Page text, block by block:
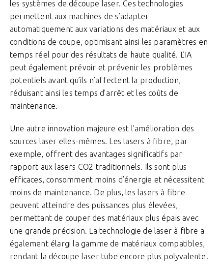
les systèmes de découpe laser. Ces technologies
permettent aux machines de s’adapter
automatiquement aux variations des matériaux et aux
conditions de coupe, optimisant ainsi les paramètres en
temps réel pour des résultats de haute qualité. L’IA
peut également prévoir et prévenir les problèmes
potentiels avant qu’ils n’affectent la production,
réduisant ainsi les temps d’arrêt et les coûts de
maintenance.
Une autre innovation majeure est l’amélioration des
sources laser elles-mêmes. Les lasers à fibre, par
exemple, offrent des avantages significatifs par
rapport aux lasers CO2 traditionnels. Ils sont plus
efficaces, consomment moins d’énergie et nécessitent
moins de maintenance. De plus, les lasers à fibre
peuvent atteindre des puissances plus élevées,
permettant de couper des matériaux plus épais avec
une grande précision. La technologie de laser à fibre a
également élargi la gamme de matériaux compatibles,
rendant la découpe laser tube encore plus polyvalente.